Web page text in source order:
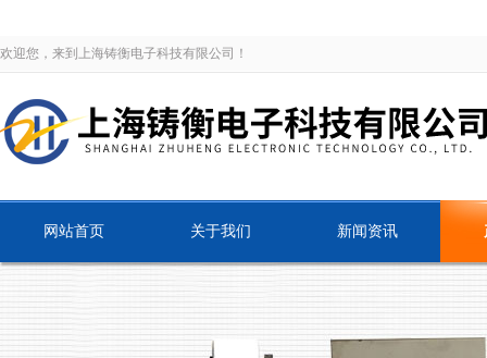
欢迎您，来到上海铸衡电子科技有限公司！
网站首页 关于我们 新闻资讯